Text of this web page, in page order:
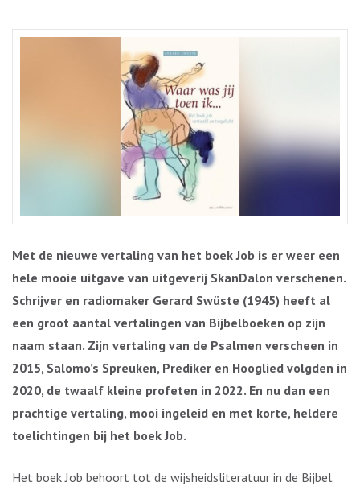
Met de nieuwe vertaling van het boek Job is er weer een
hele mooie uitgave van uitgeverij SkanDalon verschenen.
Schrijver en radiomaker Gerard Swüste (1945) heeft al
een groot aantal vertalingen van Bijbelboeken op zijn
naam staan. Zijn vertaling van de Psalmen verscheen in
2015, Salomo’s Spreuken, Prediker en Hooglied volgden in
2020, de twaalf kleine profeten in 2022. En nu dan een
prachtige vertaling, mooi ingeleid en met korte, heldere
toelichtingen bij het boek Job.
Het boek Job behoort tot de wijsheidsliteratuur in de Bijbel.